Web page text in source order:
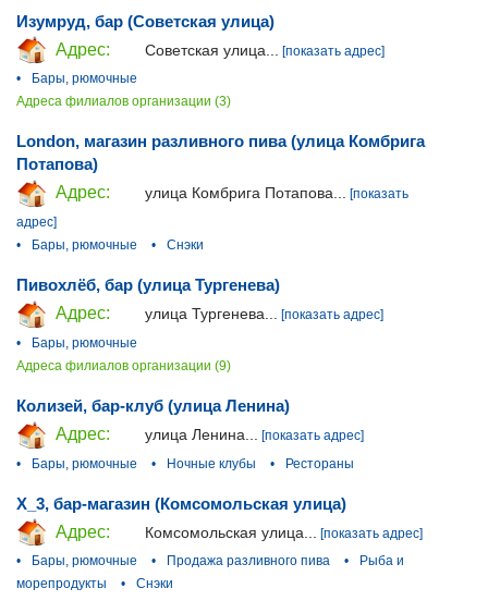
Изумруд, бар (Советская улица)
Адрес:
Советская улица...
[показать адрес]
•
Бары, рюмочные
Адреса филиалов организации (3)
London, магазин разливного пива (улица Комбрига
Потапова)
Адрес:
улица Комбрига Потапова... [показать
адрес]
•
Бары, рюмочные • Снэки
Пивохлёб, бар (улица Тургенева)
Адрес:
улица Тургенева...
[показать адрес]
•
Бары, рюмочные
Адреса филиалов организации (9)
Колизей, бар-клуб (улица Ленина)
Адрес:
улица Ленина...
[показать адрес]
•
Бары, рюмочные • Ночные клубы • Рестораны
Х_3, бар-магазин (Комсомольская улица)
Адрес:
Комсомольская улица...
[показать адрес]
•
Бары, рюмочные • Продажа разливного пива •
Рыба и
морепродукты
• Снэки